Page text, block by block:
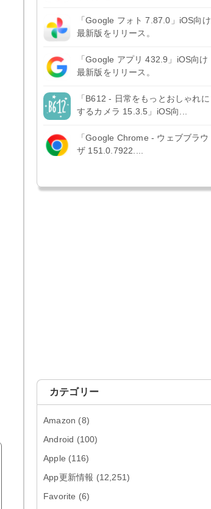
「Google フォト 7.87.0」iOS向け
最新版をリリース。
「Google アプリ 432.9」iOS向け
最新版をリリース。
「B612 - 日常をもっとおしゃれに
するカメラ 15.3.5」iOS向...
「Google Chrome - ウェブブラウ
ザ 151.0.7922....
向け最新版を...
向け最新版を...
最新版をリリース。
版をリリース。AIプロ...
イバル 26.40」iOS向...
カテゴリー
Amazon (8)
Android (100)
Apple (116)
App更新情報 (12,251)
Favorite (6)